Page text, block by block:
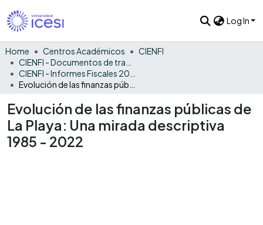
Log In
Home Centros Académicos
CIENFI
Evolución de las finanzas públicas de
La Playa: Una mirada descriptiva
1985 - 2022